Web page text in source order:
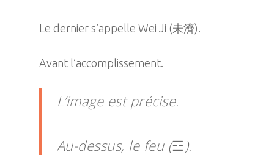
Le dernier s’appelle Wei Ji (未濟).
Avant l’accomplissement.
L’image est précise.
Au-dessus, le feu (☲ ).